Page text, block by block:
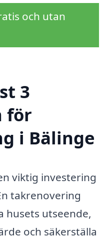
och utan
3
för
i Bälinge
viktig investering
takrenovering
husets utseende,
och säkerställa